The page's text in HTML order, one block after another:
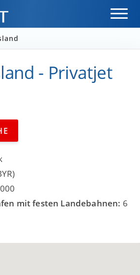
- Privatjet
mit festen Landebahnen: 6